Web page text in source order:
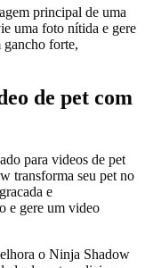
principal de uma
uma foto nítida e gere
forte,
de pet com
para videos de pet
transforma seu pet no
e
e gere um video
o Ninja Shadow